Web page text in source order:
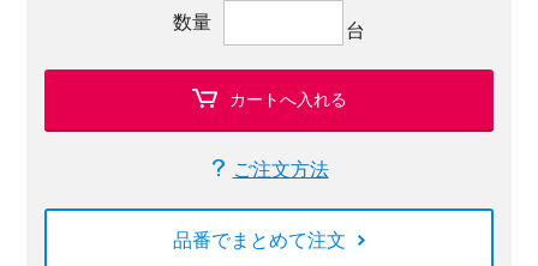
数量 台
カートへ入れる
ご注文方法
品番でまとめて注文